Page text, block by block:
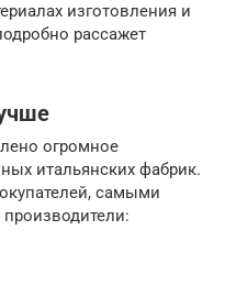
изготовления и
рассажет
огромное
итальянских фабрик.
самыми